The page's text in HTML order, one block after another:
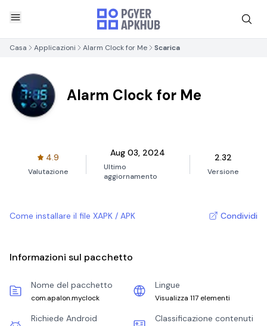
Casa Applicazioni Alarm Clock for Me Scarica
Alarm Clock for Me
4.9
Valutazione
Aug 03, 2024
Ultimo
aggiornamento
2.32
Versione
Come installare il file XAPK / APK Condividi
Informazioni sul pacchetto
Nome del pacchetto
com.apalon.myclock
Lingue
Visualizza 117 elementi
Richiede Android Classificazione contenuti